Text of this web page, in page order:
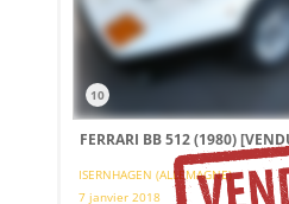
10
FERRARI BB 512 (1980)
ISERNHAGEN (ALLEMAGNE)
7 janvier 2018